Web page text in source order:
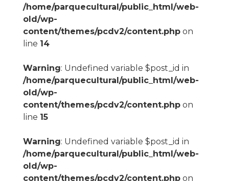
/home/parquecultural/public_html/web-
old/wp-
content/themes/pcdv2/content.phpon
line 14
Warning: Undefined variable $post_id in
/home/parquecultural/public_html/web-
old/wp-
content/themes/pcdv2/content.phpon
line 15
Warning: Undefined variable $post_id in
/home/parquecultural/public_html/web-
old/wp-
content/themes/pcdv2/content.phpon